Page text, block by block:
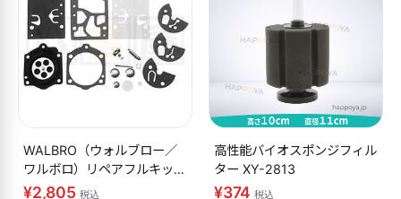
WALBRO（ウォルブロー／
ワルボロ）リペアフルキット
K10-WB
¥2,805 税込
高性能バイオスポンジフィル
ター XY-2813
¥374税込